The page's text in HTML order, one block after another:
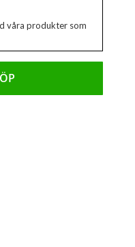
våra produkter som